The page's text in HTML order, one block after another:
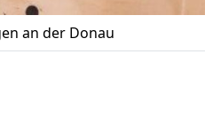
an der Donau